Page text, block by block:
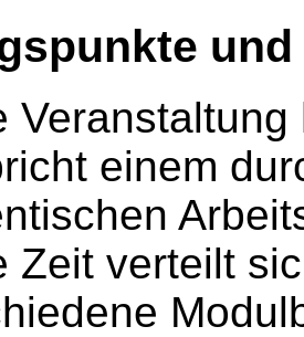
einem
Zeit verteilt